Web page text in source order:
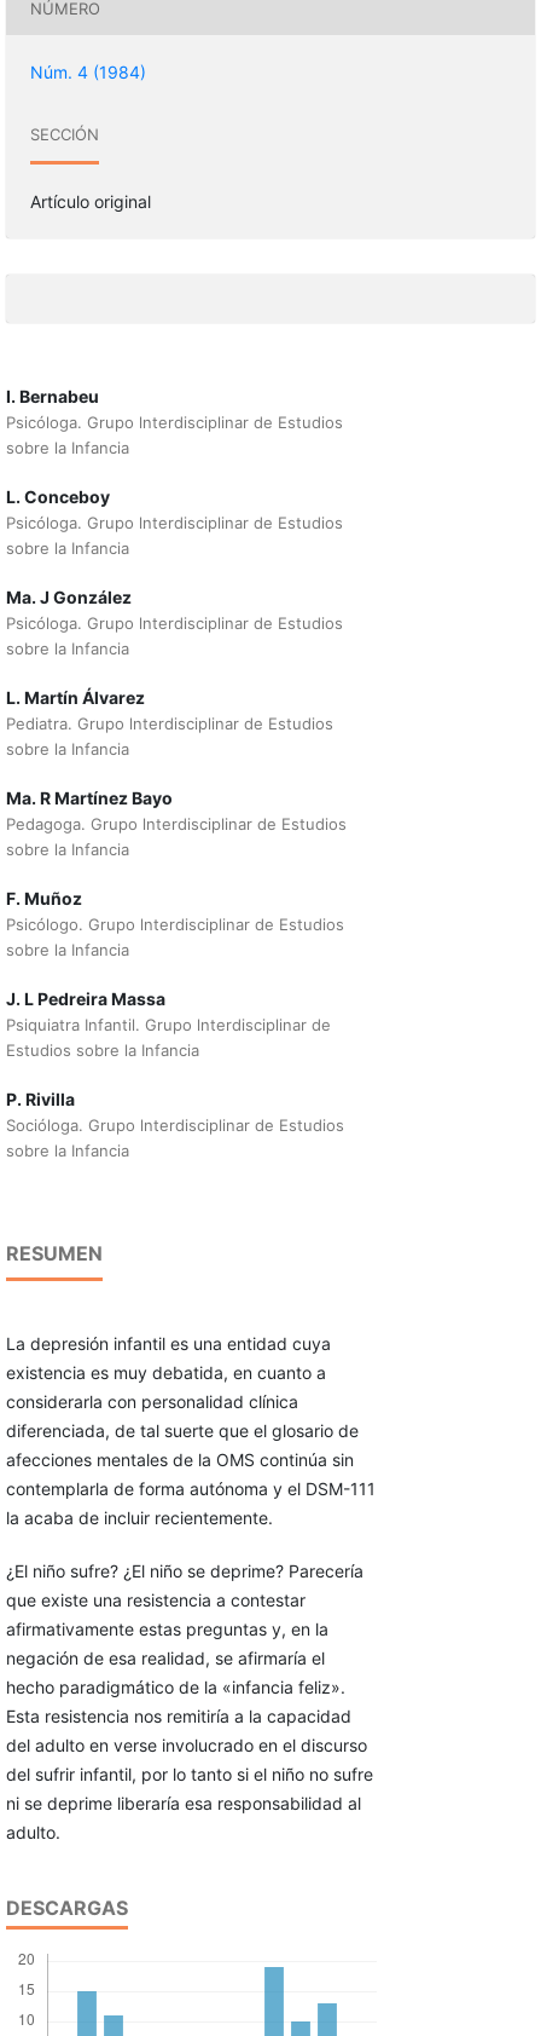
NÚMERO
Núm. 4 (1984)
SECCIÓN
Artículo original
I. Bernabeu
Psicóloga. Grupo lnterdisciplinar de Estudios
sobre la Infancia
L. Conceboy
Psicóloga. Grupo lnterdisciplinar de Estudios
sobre la Infancia
Ma. J González
Psicóloga. Grupo lnterdisciplinar de Estudios
sobre la Infancia
L. Martín Álvarez
Pediatra. Grupo lnterdisciplinar de Estudios
sobre la Infancia
Ma. R Martínez Bayo
Pedagoga. Grupo lnterdisciplinar de Estudios
sobre la Infancia
F. Muñoz
Psicólogo. Grupo lnterdisciplinar de Estudios
sobre la Infancia
J. L Pedreira Massa
Psiquiatra Infantil. Grupo lnterdisciplinar de
Estudios sobre la Infancia
P. Rivilla
Socióloga. Grupo lnterdisciplinar de Estudios
sobre la Infancia
RESUMEN
La depresión infantil es una entidad cuya
existencia es muy debatida, en cuanto a
considerarla con personalidad clínica
diferenciada, de tal suerte que el glosario de
afecciones mentales de la OMS continúa sin
contemplarla de forma autónoma y el DSM-111
la acaba de incluir recientemente.
¿El niño sufre? ¿El niño se deprime? Parecería
que existe una resistencia a contestar
afirmativamente estas preguntas y, en la
negación de esa realidad, se afirmaría el
hecho paradigmático de la «infancia feliz».
Esta resistencia nos remitiría a la capacidad
del adulto en verse involucrado en el discurso
del sufrir infantil, por lo tanto si el niño no sufre
ni se deprime liberaría esa responsabilidad al
adulto.
DESCARGAS